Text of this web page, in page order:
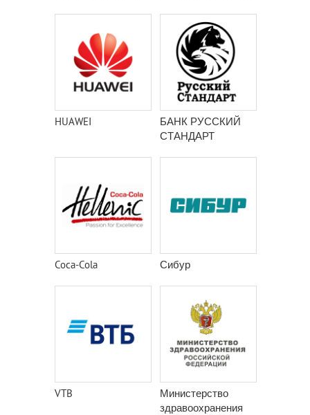
HUAWEI
БАНК РУССКИЙ
СТАНДАРТ
Coca-Cola Сибур
VTB
Министерство
здравоохранения